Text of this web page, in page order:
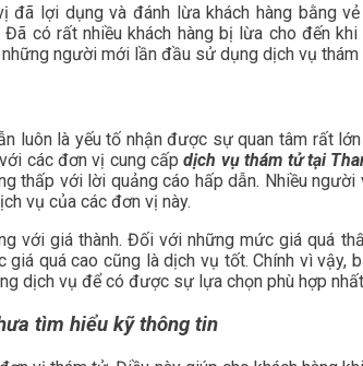
lợi dụng và đánh lừa khách hàng bằng
có rất nhiều khách hàng bị lừa cho đến
người mới lần đầu sử dụng dịch vụ thám
luôn là yếu tố nhận được sự quan tâm rất
các đơn vị cung cấpdịch vụ thám tử tại
thấp với lời quảng cáo hấp dẫn. Nhiều
vụ của các đơn vị này.
với giá thành. Đối với những mức giá quá
giá quá cao cũng là dịch vụ tốt. Chính vì vậy,
dịch vụ để có được sự lựa chọn phù hợp
tìm hiểu kỹ thông tin